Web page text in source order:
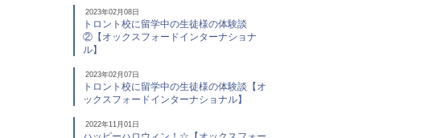
2023年02月08日
トロント校に留学中の生徒様の体験談
②【オックスフォードインターナショナ
ル】
2023年02月07日
トロント校に留学中の生徒様の体験談【オ
ックスフォードインターナショナル】
2022年11月01日